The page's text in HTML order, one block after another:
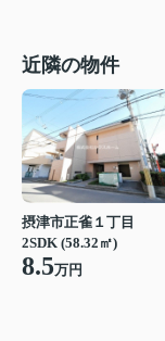
近隣の物件
摂津市正雀１丁目
2SDK (58.32㎡)
8.5万円